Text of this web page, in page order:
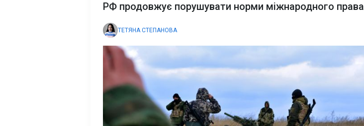
РФ продовжує порушувати норми міжнародного права
ТЕТЯНА СТЕПАНОВА